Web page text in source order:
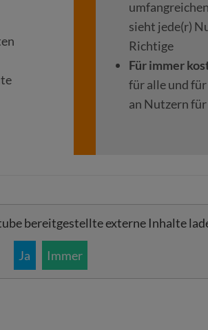
sieht jede(r)
Richtige
Für immer
für alle und
an Nutzern
bereitgestellte externe Inhalte
Ja Immer